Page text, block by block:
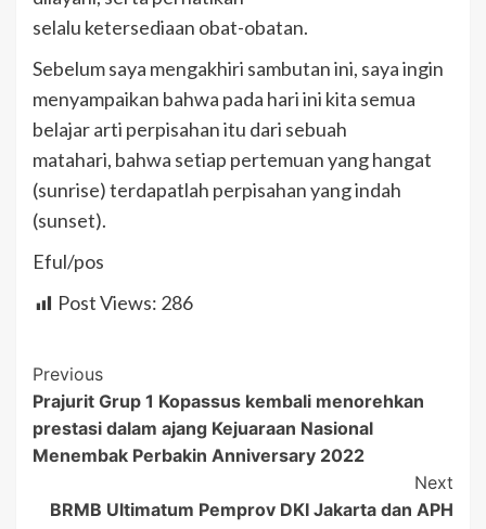
selalu ketersediaan obat-obatan.
Sebelum saya mengakhiri sambutan ini, saya ingin
menyampaikan bahwa pada hari ini kita semua
belajar arti perpisahan itu dari sebuah
matahari, bahwa setiap pertemuan yang hangat
(sunrise) terdapatlah perpisahan yang indah
(sunset).
Eful/pos
Post Views: 286
Post
Navigation
Previous
Prajurit Grup 1 Kopassus kembali menorehkan
prestasi dalam ajang Kejuaraan Nasional
Menembak Perbakin Anniversary 2022
Next
BRMB Ultimatum Pemprov DKI Jakarta dan APH